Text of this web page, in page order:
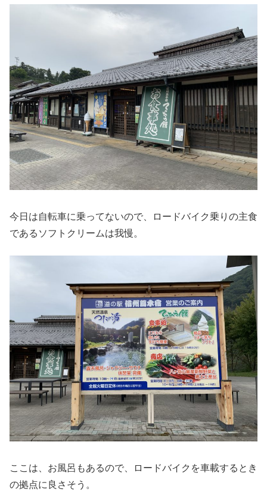
今日は自転車に乗ってないので、ロードバイク乗りの主食
であるソフトクリームは我慢。
ここは、お風呂もあるので、ロードバイクを車載するとき
の拠点に良さそう。